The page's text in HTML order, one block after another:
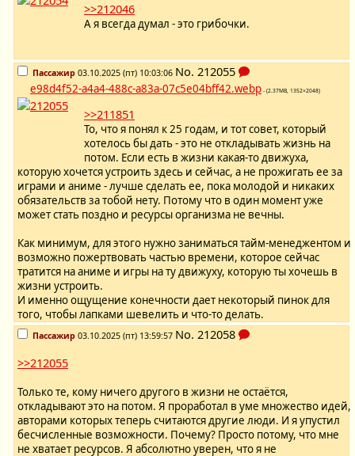
>>212046
А я всегда думал - это грибочки.
Пассажир 03.10.2025 (пт) 10:03:06 No. 212055
e98d4f52-a4a4-488c-a83a-07c5e04bff42.webp - (2.37MB, 1352×2048)
>>211851
То, что я понял к 25 годам, и тот совет, который
хотелось бы дать - это не откладывать жизнь на
потом. Если есть в жизни какая-то движуха,
которую хочется устроить здесь и сейчас, а не прожигать ее за
играми и аниме - лучше сделать ее, пока молодой и никаких
обязательств за тобой нету. Потому что в один момент уже
может стать поздно и ресурсы организма не вечны.
Как минимум, для этого нужно заниматься тайм-менеджентом и
возможно пожертвовать частью времени, которое сейчас
тратится на аниме и игры на ту движуху, которую ты хочешь в
жизни устроить.
И именно ощущение конечности дает некоторый пинок для
того, чтобы лапками шевелить и что-то делать.
Пассажир 03.10.2025 (пт) 13:59:57 No. 212058
>>212055
Только те, кому ничего другого в жизни не остаётся,
откладывают это на потом. Я проработал в уме множество идей,
авторами которых теперь считаются другие люди. И я упустил
бесчисленные возможности. Почему? Просто потому, что мне
не хватает ресурсов. Я абсолютно уверен, что я не